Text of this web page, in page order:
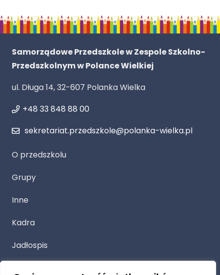
Samorządowe Przedszkole w Zespole Szkolno-
Przedszkolnym w Polance Wielkiej
ul. Długa 14, 32-607 Polanka Wielka
+48 33 848 88 00
sekretariat.przedszkole@polanka-wielka.pl
O przedszkolu
Grupy
Inne
Kadra
Jadłospis